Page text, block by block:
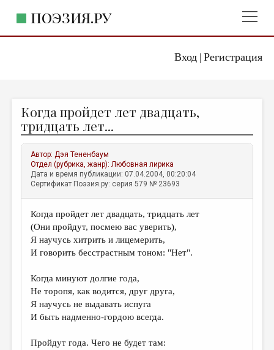
Вход| Регистрация
ПОЭЗИЯ.РУ
ЖАНРЫ
АВТОРЫ
КОММЕНТАРИИ
ЛИТСАЛОН
ПРАВИЛА САЙТА
ОТДЕЛЫ И РУБРИКИ
ДАЙДЖЕСТ
ПРОИЗВЕДЕНИЯ
Когда пройдет лет двадцать,
тридцать лет...
Автор:Дэя Тененбаум
Отдел (рубрика, жанр):Любовная лирика
Дата и время публикации: 07.04.2004, 00:20:04
Сертификат Поэзия.ру: серия 579 № 23693
Когда пройдет лет двадцать, тридцать лет
(Они пройдут, посмею вас уверить),
Я научусь хитрить и лицемерить,
И говорить бесстрастным тоном: "Нет".
Когда минуют долгие года,
Не торопя, как водится, друг друга,
Я научусь не выдавать испуга
И быть надменно-гордою всегда.
Пройдут года. Чего не будет там: